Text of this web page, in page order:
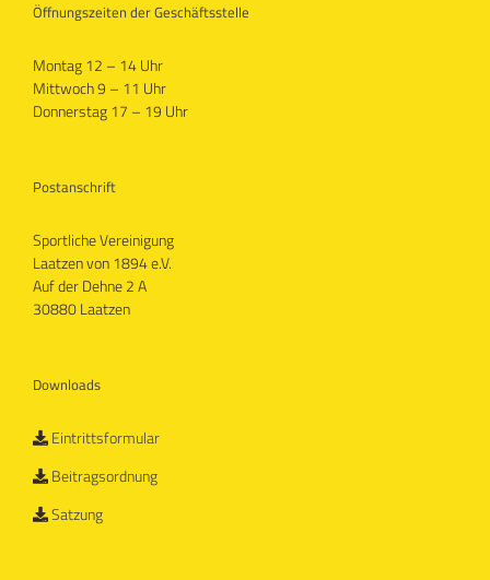
Öffnungszeiten der Geschäftsstelle
Montag 12 – 14 Uhr
Mittwoch 9 – 11 Uhr
Donnerstag 17 – 19 Uhr
Postanschrift
Sportliche Vereinigung
Laatzen von 1894 e.V.
Auf der Dehne 2 A
30880 Laatzen
Downloads
Eintrittsformular
Beitragsordnung
Satzung